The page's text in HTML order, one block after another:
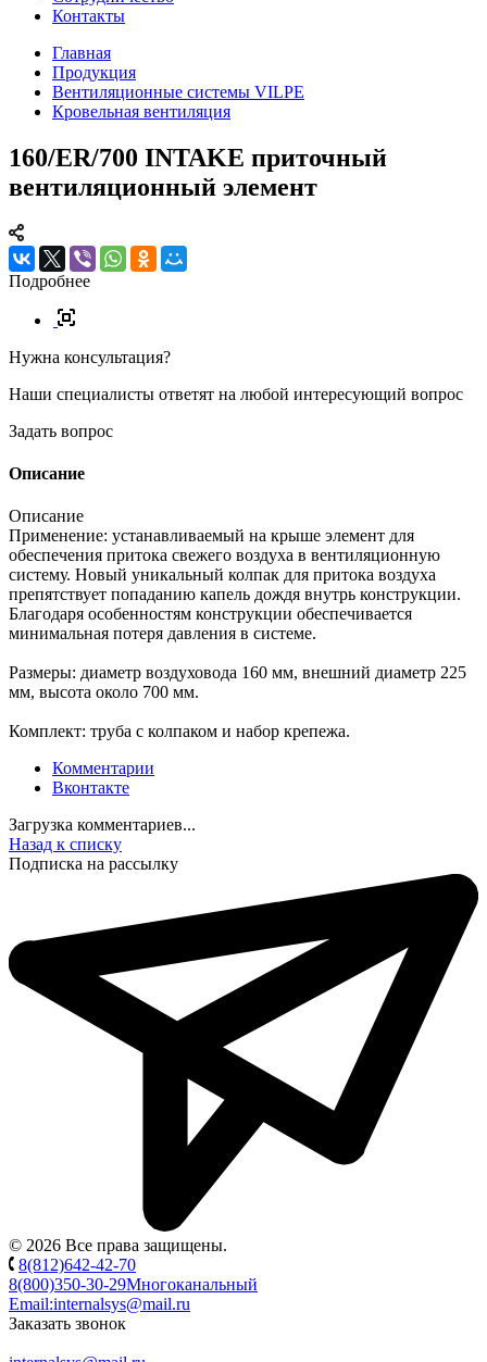
Контакты
Главная
Продукция
Вентиляционные системы VILPE
Кровельная вентиляция
160/ER/700 INTAKE приточный
вентиляционный элемент
Подробнее
Нужна консультация?
Наши специалисты ответят на любой интересующий вопрос
Задать вопрос
Описание
Описание
Применение: устанавливаемый на крыше элемент для
обеспечения притока свежего воздуха в вентиляционную
систему. Новый уникальный колпак для притока воздуха
препятствует попаданию капель дождя внутрь конструкции.
Благодаря особенностям конструкции обеспечивается
минимальная потеря давления в системе.
Размеры: диаметр воздуховода 160 мм, внешний диаметр 225
мм, высота около 700 мм.
Комплект: труба с колпаком и набор крепежа.
Комментарии
Вконтакте
Загрузка комментариев...
Назад к списку
Подписка на рассылку
© 2026 Все права защищены.
8(812)642-42-70
8(800)350-30-29Многоканальный
Email:internalsys@mail.ru
Заказать звонок